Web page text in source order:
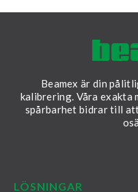
Beamex är din
kalibrering. Våra
spårbarhet bidrar till
LÖSNINGAR